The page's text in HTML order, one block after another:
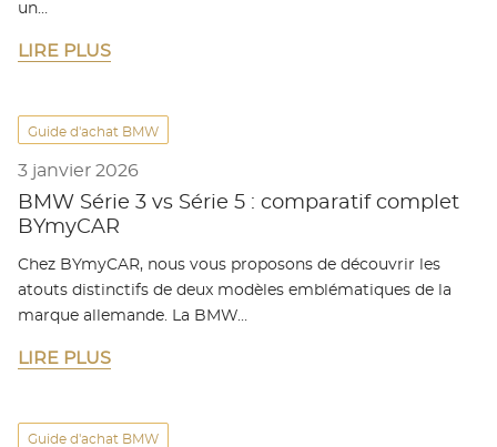
un…
LIRE PLUS
Guide d'achat BMW
3 janvier 2026
BMW Série 3 vs Série 5 : comparatif complet
BYmyCAR
Chez BYmyCAR, nous vous proposons de découvrir les
atouts distinctifs de deux modèles emblématiques de la
marque allemande. La BMW…
LIRE PLUS
Guide d'achat BMW